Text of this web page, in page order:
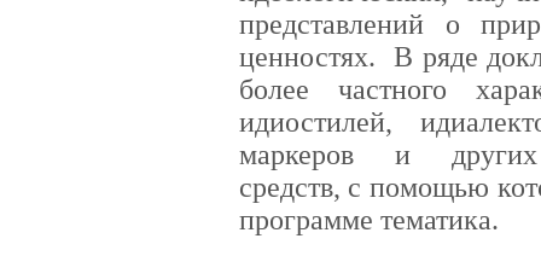
представлений о
ценностях. В ряде
более частного
идиостилей,
маркеров и других
средств, с помощью
программе тематика.